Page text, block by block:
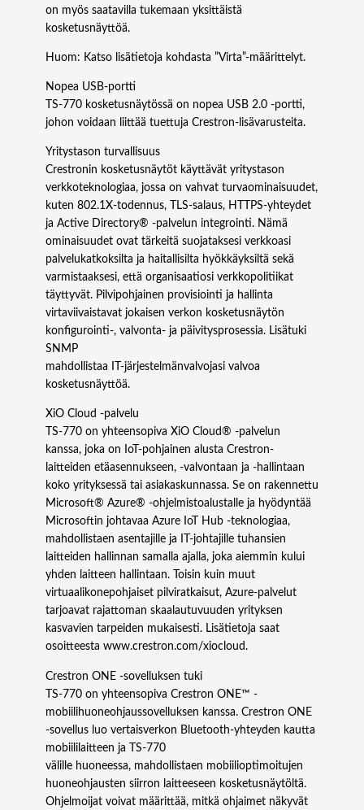
on myös saatavilla tukemaan yksittäistä
kosketusnäyttöä.
Huom: Katso lisätietoja kohdasta ”Virta”-määrittelyt.
Nopea USB-portti
TS‑770 kosketusnäytössä on nopea USB 2.0 -portti,
johon voidaan liittää tuettuja Crestron-lisävarusteita.
Yritystason turvallisuus
Crestronin kosketusnäytöt käyttävät yritystason
verkkoteknologiaa, jossa on vahvat turvaominaisuudet,
kuten 802.1X-todennus, TLS-salaus, HTTPS-yhteydet
ja Active Directory® -palvelun integrointi. Nämä
ominaisuudet ovat tärkeitä suojataksesi verkkoasi
palvelukatkoksilta ja haitallisilta hyökkäyksiltä sekä
varmistaaksesi, että organisaatiosi verkkopolitiikat
täyttyvät. Pilvipohjainen provisiointi ja hallinta
virtaviivaistavat jokaisen verkon kosketusnäytön
konfigurointi-, valvonta- ja päivitysprosessia. Lisätuki
SNMP
mahdollistaa IT-järjestelmänvalvojasi valvoa
kosketusnäyttöä.
XiO Cloud -palvelu
TS‑770 on yhteensopiva XiO Cloud® -palvelun
kanssa, joka on IoT-pohjainen alusta Crestron-
laitteiden etäasennukseen, -valvontaan ja -hallintaan
koko yrityksessä tai asiakaskunnassa. Se on rakennettu
Microsoft® Azure® -ohjelmistoalustalle ja hyödyntää
Microsoftin johtavaa Azure IoT Hub -teknologiaa,
mahdollistaen asentajille ja IT-johtajille tuhansien
laitteiden hallinnan samalla ajalla, joka aiemmin kului
yhden laitteen hallintaan. Toisin kuin muut
virtuaalikonepohjaiset pilviratkaisut, Azure-palvelut
tarjoavat rajattoman skaalautuvuuden yrityksen
kasvavien tarpeiden mukaisesti. Lisätietoja saat
osoitteesta www.crestron.com/xiocloud.
Crestron ONE -sovelluksen tuki
TS‑770 on yhteensopiva Crestron ONE™ -
mobiilihuoneohjaussovelluksen kanssa. Crestron ONE
-sovellus luo vertaisverkon Bluetooth-yhteyden kautta
mobiililaitteen ja TS‑770
välille huoneessa, mahdollistaen mobiilioptimoitujen
huoneohjausten siirron laitteeseen kosketusnäytöltä.
Ohjelmoijat voivat määrittää, mitkä ohjaimet näkyvät